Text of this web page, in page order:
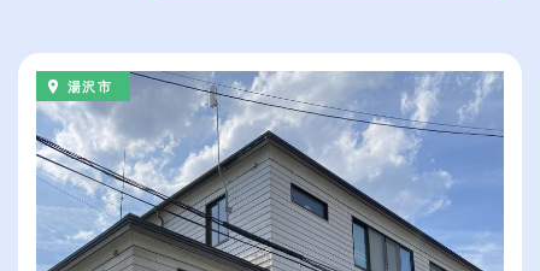
（⾼卒の給与を基準）
従業員が多い順
休日数が多い順
湯沢市